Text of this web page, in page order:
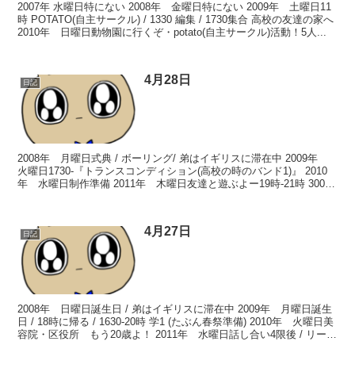
2007年 水曜日特にない 2008年 金曜日特にない 2009年 土曜日11
時 POTATO(自主サークル) / 1330 編集 / 1730集合 高校の友達の家へ
2010年 日曜日動物園に行くぞ・potato(自主サークル)活動！5人...
日記 4月28日
2008年 月曜日式典 / ボーリング/ 弟はイギリスに滞在中 2009年
火曜日1730-『トランスコンディション(高校の時のバンド1)』 2010
年 水曜日制作準備 2011年 木曜日友達と遊ぶよー19時-21時 3000
日記 4月27日
2008年 日曜日誕生日 / 弟はイギリスに滞在中 2009年 月曜日誕生
日 / 18時に帰る / 1630-20時 学1 (たぶん春祭準備) 2010年 火曜日美
容院・区役所 もう20歳よ！ 2011年 水曜日話し合い4限後 / リー会